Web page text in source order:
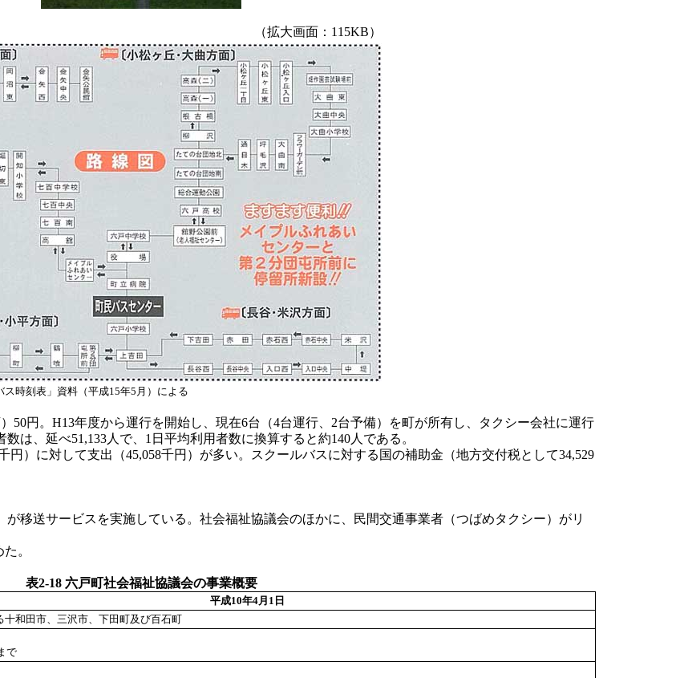
（拡大画面：115KB）
ス時刻表」資料（平成15年5月）による
円。H13年度から運行を開始し、現在6台（4台運行、2台予備）を町が所有し、タクシー会社に運行
は、延べ51,133人で、1日平均利用者数に換算すると約140人である。
）に対して支出（45,058千円）が多い。スクールバスに対する国の補助金（地方交付税として34,529
移送サービスを実施している。社会福祉協議会のほかに、民間交通事業者（つばめタクシー）がリ
。
表2-18 六戸町社会福祉協議会の事業概要
平成10年4月1日
十和田市、三沢市、下田町及び百石町
で